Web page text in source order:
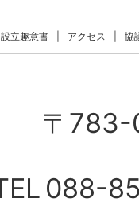
設立趣意書 アクセス 協
〒
088-